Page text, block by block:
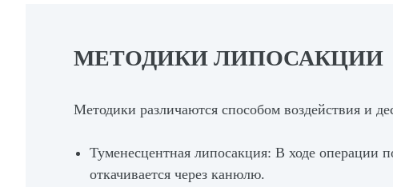
МЕТОДИКИ ЛИПОСАКЦИИ
Методики различаются способом воздействия и
Туменесцентная липосакция: В ходе операции
откачивается через канюлю.